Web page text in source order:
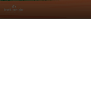
cerf-volant est une
lien entre…